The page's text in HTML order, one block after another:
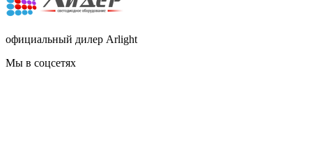
официальный дилер Arlight
Мы в соцсетях